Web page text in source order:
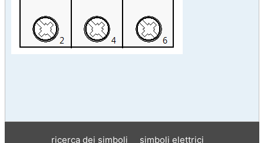
ricerca dei simboli
simboli elettrici